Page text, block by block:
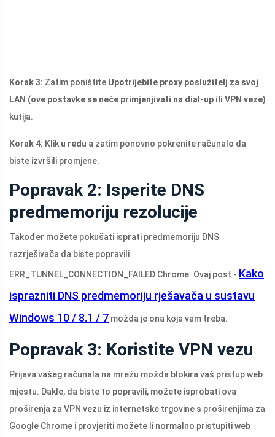
Korak 3: Zatim poništite Upotrijebite proxy poslužitelj za svoj
LAN (ove postavke se neće primjenjivati ​​na dial-up ili VPN veze)
kutija.
Korak 4: Klik u redu a zatim ponovno pokrenite računalo da
biste izvršili promjene.
Popravak 2: Isperite DNS
predmemoriju rezolucije
Također možete pokušati isprati predmemoriju DNS
razrješivača da biste popravili
ERR_TUNNEL_CONNECTION_FAILED Chrome. Ovaj post - Kako
isprazniti DNS predmemoriju rješavača u sustavu
Windows 10 / 8.1 / 7 možda je ona koja vam treba.
Popravak 3: Koristite VPN vezu
Prijava vašeg računala na mrežu možda blokira vaš pristup web
mjestu. Dakle, da biste to popravili, možete isprobati ova
proširenja za VPN vezu iz internetske trgovine s proširenjima za
Google Chrome i provjeriti možete li normalno pristupiti web